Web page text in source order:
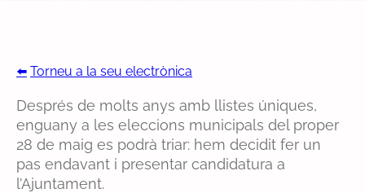
⬅️ Torneu a la seu electrònica
Després de molts anys amb llistes úniques,
enguany a les eleccions municipals del proper
28 de maig es podrà triar: hem decidit fer un
pas endavant i presentar candidatura a
l’Ajuntament.